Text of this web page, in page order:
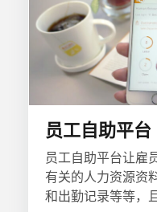
员工自助平台
员工自助平台让雇
有关的人力资源资
和出勤记录等等，